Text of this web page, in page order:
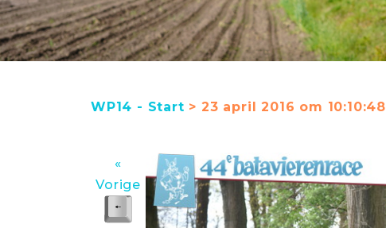
WP14 - Start > 23 april 2016 om 10:10:48
«
Vorige